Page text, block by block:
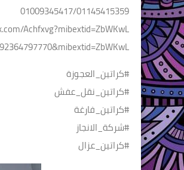
01009345417/01145415359
Achfxvg?mibextid=ZbWKwL
#كراتين_العجوزة
#كراتين_نقل_عفش
#كراتين_فارغة
#شركة_الانجاز
#كراتين_عزال